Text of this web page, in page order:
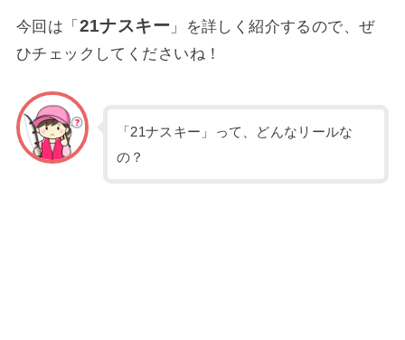
今回は「 21ナスキー 」を詳しく紹介するので、ぜ
ひチェックしてくださいね！
「21ナスキー」って、どんなリールな
の？